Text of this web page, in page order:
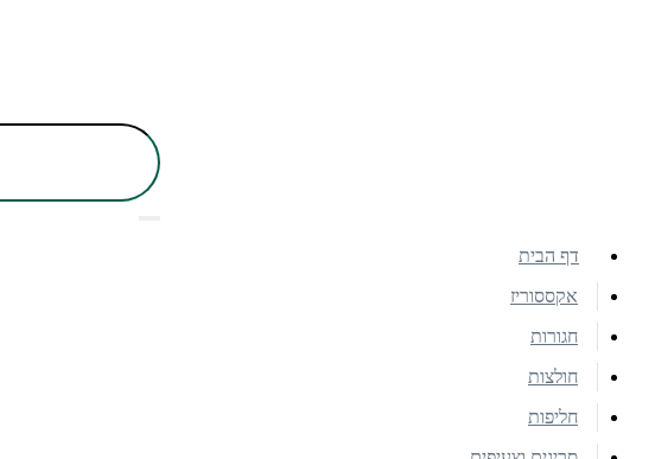
דף הבית
אקססוריז
חגורות
חולצות
חליפות